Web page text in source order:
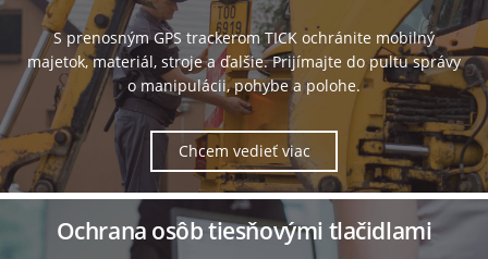
S prenosným GPS trackerom TICK ochránite mobilný
majetok, materiál, stroje a ďalšie. Prijímajte do pultu správy
o manipulácii, pohybe a polohe.
Chcem vedieť viac
Ochrana osôb tiesňovými tlačidlami